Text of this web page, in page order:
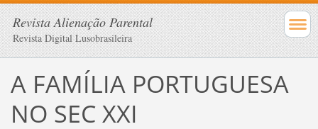
Revista Alienação Parental
Revista Digital Lusobrasileira
A FAMÍLIA PORTUGUESA
NO SEC XXI